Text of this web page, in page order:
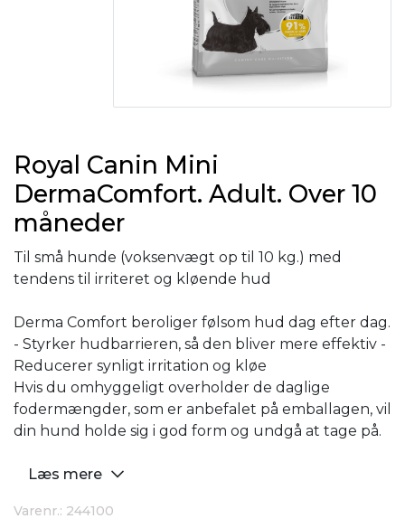
Royal Canin Mini
DermaComfort. Adult. Over 10
måneder
Til små hunde (voksenvægt op til 10 kg.) med
tendens til irriteret og kløende hud
Derma Comfort beroliger følsom hud dag efter dag.
- Styrker hudbarrieren, så den bliver mere effektiv -
Reducerer synligt irritation og kløe
Hvis du omhyggeligt overholder de daglige
fodermængder, som er anbefalet på emballagen, vil
din hund holde sig i god form og undgå at tage på.
Læs mere
Varenr.: 244100